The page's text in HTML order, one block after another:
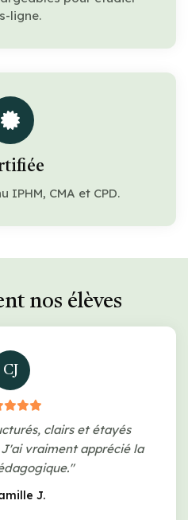
ligne.
IPHM, CMA et CPD.
nos élèves
CJ
clairs et étayés
vraiment apprécié la
J.